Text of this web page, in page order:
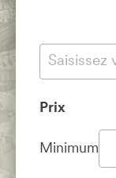
Prix
Minimum